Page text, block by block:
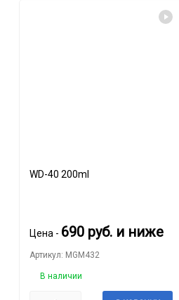
WD-40 200ml
Цена - 690 руб. и ниже
Артикул: MGM432
В наличии